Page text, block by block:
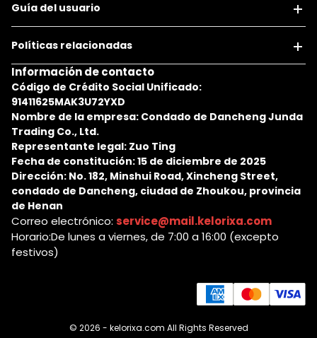
Guía del usuario
Políticas relacionadas
Información de contacto
Código de Crédito Social Unificado:
91411625MAK3U72YXD
Nombre de la empresa: Condado de Dancheng Junda
Trading Co., Ltd.
Representante legal: Zuo Ting
Fecha de constitución: 15 de diciembre de 2025
Dirección: No. 182, Minshui Road, Xincheng Street,
condado de Dancheng, ciudad de Zhoukou, provincia
de Henan
Correo electrónico: service@mail.kelorixa.com
Horario:De lunes a viernes, de 7:00 a 16:00 (excepto
festivos)
© 2026 - kelorixa.com All Rights Reserved